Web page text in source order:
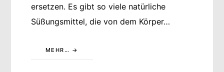
ersetzen. Es gibt so viele natürliche
Süßungsmittel, die von dem Körper…
MEHR…